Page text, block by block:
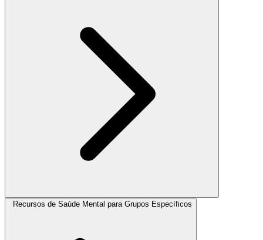
Recursos de Saúde Mental para Grupos Específicos